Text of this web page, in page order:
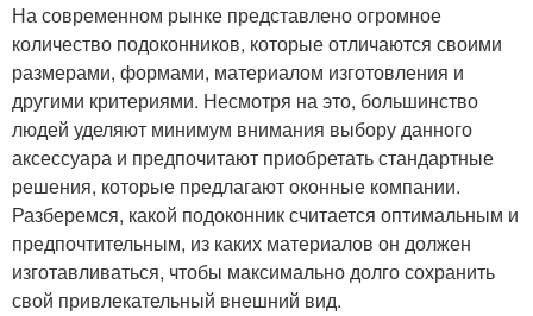
На современном рынке представлено огромное
количество подоконников, которые отличаются своими
размерами, формами, материалом изготовления и
другими критериями. Несмотря на это, большинство
людей уделяют минимум внимания выбору данного
аксессуара и предпочитают приобретать стандартные
решения, которые предлагают оконные компании.
Разберемся, какой подоконник считается оптимальным и
предпочтительным, из каких материалов он должен
изготавливаться, чтобы максимально долго сохранить
свой привлекательный внешний вид.